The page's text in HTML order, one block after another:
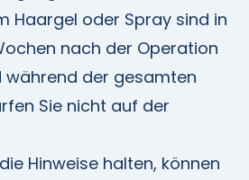
Haargel oder Spray sind in
nach der Operation
während der gesamten
Sie nicht auf der
Hinweise halten, können